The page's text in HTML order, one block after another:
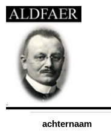
.
achternaam